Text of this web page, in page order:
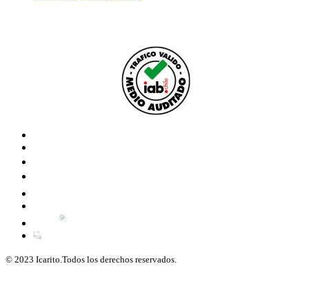
© 2023 Icarito.Todos los derechos reservados.